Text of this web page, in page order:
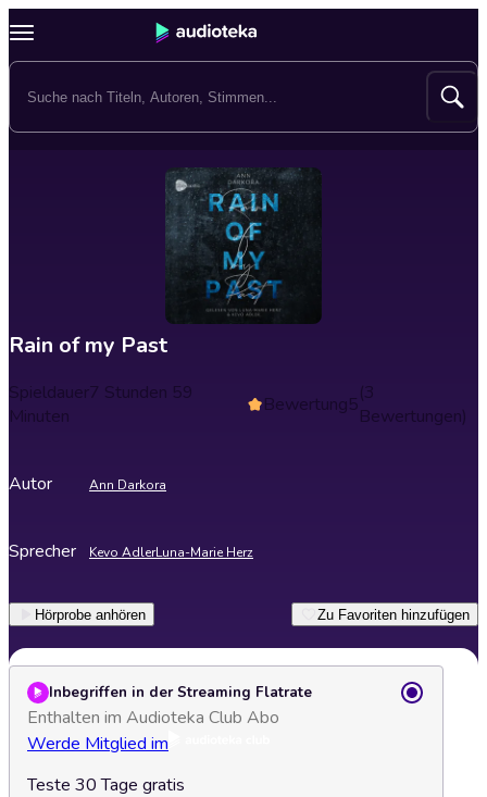
Rain of my Past
Spieldauer7 Stunden 59
Minuten
Bewertung5(3
Bewertungen)
Autor Ann Darkora
Sprecher Kevo AdlerLuna-Marie Herz
Hörprobe anhören Zu Favoriten hinzufügen
Inbegriffen in der Streaming Flatrate
Enthalten im Audioteka Club Abo
Werde Mitglied im
Teste 30 Tage gratis